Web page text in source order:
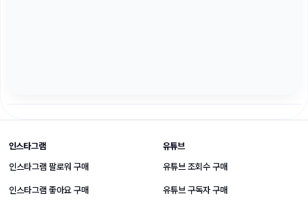
SNS 성장 상품 바로가기
인스타그램
인스타그램 팔로워 구매
인스타그램 좋아요 구매
유튜브
유튜브 조회수 구매
유튜브 구독자 구매